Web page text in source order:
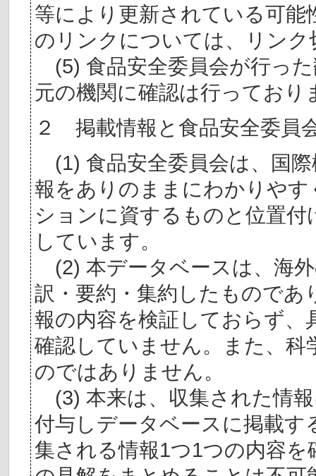
等により更新されている可
のリンクについては、リン
(5) 食品安全委員会が行っ
元の機関に確認は行っており
２ 掲載情報と食品安全委員
(1) 食品安全委員会は、国
報をありのままにわかりや
ションに資するものと位置
しています。
(2) 本データベースは、海
訳・要約・集約したものであ
報の内容を検証しておらず、
確認していません。また、
のではありません。
(3) 本来は、収集された情
付与しデータベースに掲載
集される情報1つ1つの内容